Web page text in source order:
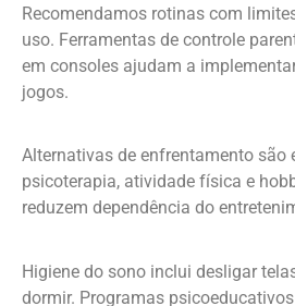
Recomendamos rotinas com
uso. Ferramentas de controle
em consoles ajudam a
jogos.
Alternativas de enfrentamento são
psicoterapia, atividade física e
reduzem dependência do
Higiene do sono inclui desligar
dormir. Programas